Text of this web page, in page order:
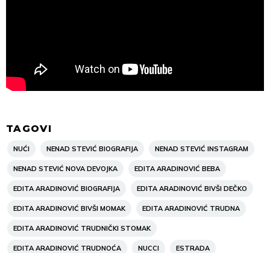
TAGOVI
NUĆI NENAD STEVIĆ BIOGRAFIJA NENAD STEVIĆ INSTAGRAM
NENAD STEVIĆ NOVA DEVOJKA EDITA ARADINOVIĆ BEBA
EDITA ARADINOVIĆ BIOGRAFIJA EDITA ARADINOVIĆ BIVŠI DEČKO
EDITA ARADINOVIĆ BIVŠI MOMAK EDITA ARADINOVIĆ TRUDNA
EDITA ARADINOVIĆ TRUDNIČKI STOMAK
EDITA ARADINOVIĆ TRUDNOĆA NUCCI ESTRADA